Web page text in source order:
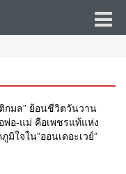
ติกมล” ย้อนชีวิตวันวาน
พ่อ-แม่ คือเพชรแท้แห่ง
มิใจใน”ออนเดอะเวย์”